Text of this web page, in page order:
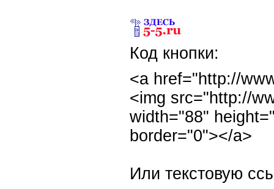
Код кнопки:
<a href="http://
<img src="http://
width="88"
border="0"></a>
Или текстовую